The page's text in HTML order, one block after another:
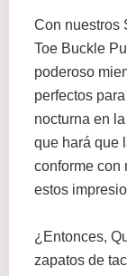
Con nuestros
Toe Buckle
poderoso
perfectos
nocturna en
que hará que
conforme con
estos
¿Entonces,
zapatos de